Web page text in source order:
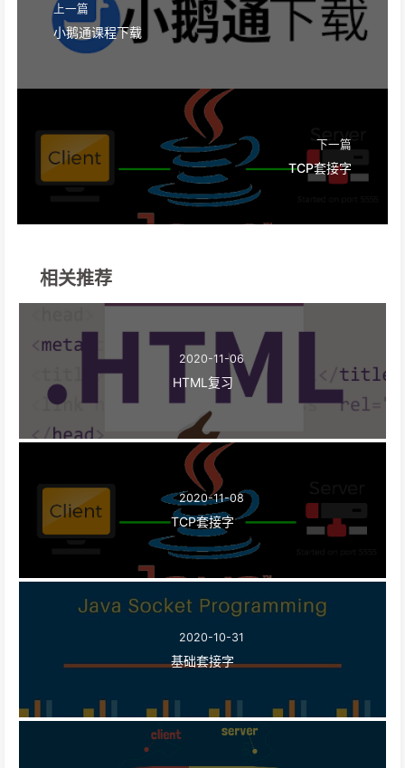
上一篇
小鹅通课程下载
下一篇
TCP套接字
相关推荐
2020-11-06
HTML复习
2020-11-08
TCP套接字
2020-10-31
基础套接字